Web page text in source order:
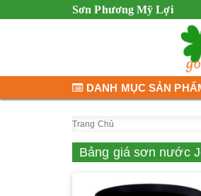
Sơn Phương Mỹ Lợi
DANH MỤC SẢN
Trang Chủ
Bảng giá sơn nước